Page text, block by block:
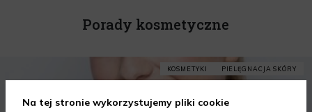
Porady kosmetyczne
KOSMETYKI PIELĘGNACJA SKÓRY
Na tej stronie wykorzystujemy pliki cookie